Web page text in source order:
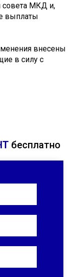
совета МКД и,
выплаты
внесены
в силу с
бесплатно